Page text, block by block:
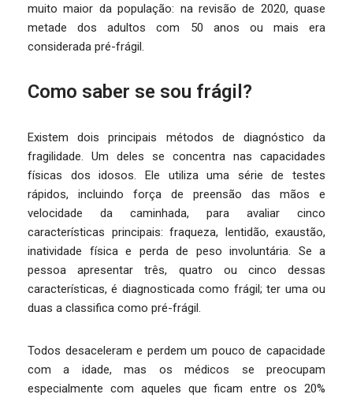
muito maior da população: na revisão de 2020, quase
metade dos adultos com 50 anos ou mais era
considerada pré-frágil.
Como saber se sou frágil?
Existem dois principais métodos de diagnóstico da
fragilidade. Um deles se concentra nas capacidades
físicas dos idosos. Ele utiliza uma série de testes
rápidos, incluindo força de preensão das mãos e
velocidade da caminhada, para avaliar cinco
características principais: fraqueza, lentidão, exaustão,
inatividade física e perda de peso involuntária. Se a
pessoa apresentar três, quatro ou cinco dessas
características, é diagnosticada como frágil; ter uma ou
duas a classifica como pré-frágil.
Todos desaceleram e perdem um pouco de capacidade
com a idade, mas os médicos se preocupam
especialmente com aqueles que ficam entre os 20%